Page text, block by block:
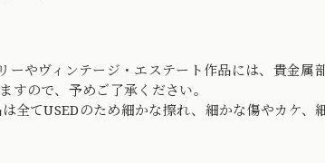
ーやヴィンテージ・エステート作品には、貴金
すので、予めご了承ください。
全てUSEDのため細かな擦れ、細かな傷やカケ